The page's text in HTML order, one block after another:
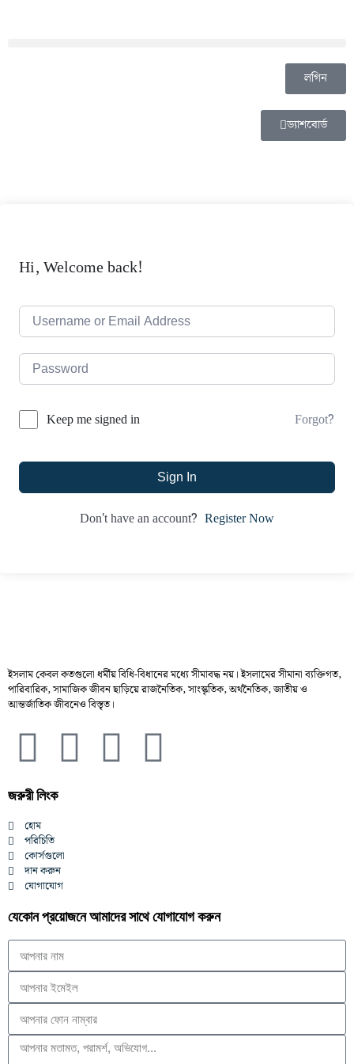
লগিন
ড্যাশবোর্ড
Hi, Welcome back!
Keep me signed in Forgot?
Sign In
Don't have an account? Register Now
ইসলাম কেবল কতগুলো ধর্মীয় বিধি-বিধানের মধ্যে সীমাবদ্ধ নয়। ইসলামের সীমানা ব্যক্তিগত,
পারিবারিক, সামাজিক জীবন ছাড়িয়ে রাজনৈতিক, সাংস্কৃতিক, অর্থনৈতিক, জাতীয় ও
আন্তর্জাতিক জীবনেও বিস্তৃত।
জরুরী লিংক
হোম
পরিচিতি
কোর্সগুলো
দান করুন
যোগাযোগ
যেকোন প্রয়োজনে আমাদের সাথে যোগাযোগ করুন